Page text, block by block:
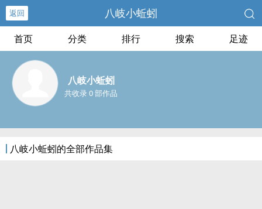
返回 八岐小蚯蚓
首页 分类 排行 搜索 足迹
八岐小蚯蚓
共收录 0 部作品
八岐小蚯蚓的全部作品集